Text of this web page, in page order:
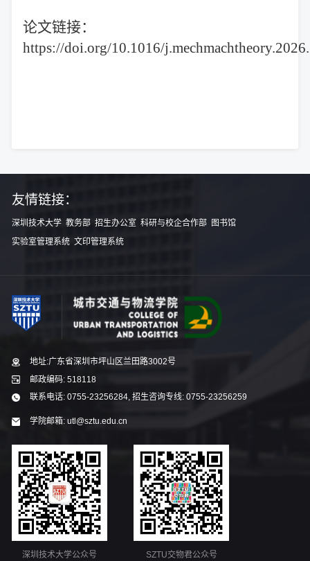
论文链接：
https://doi.org/10.1016/
友情链接：
深圳技术大学 教务部 招生办公室 科研与校企合作部 图书馆
实验室管理系统 文印管理系统
地址:广东省深圳市坪山区兰田路3002号
邮政编码: 518118
联系电话: 0755-23256284, 招生咨询专线: 0755-23256259
学院邮箱: utl@sztu.edu.cn
深圳技术大学公众号 SZTU交物君公众号